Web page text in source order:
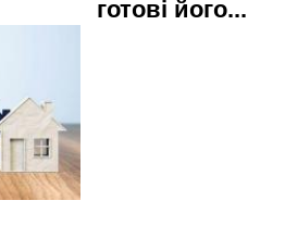
готові його...